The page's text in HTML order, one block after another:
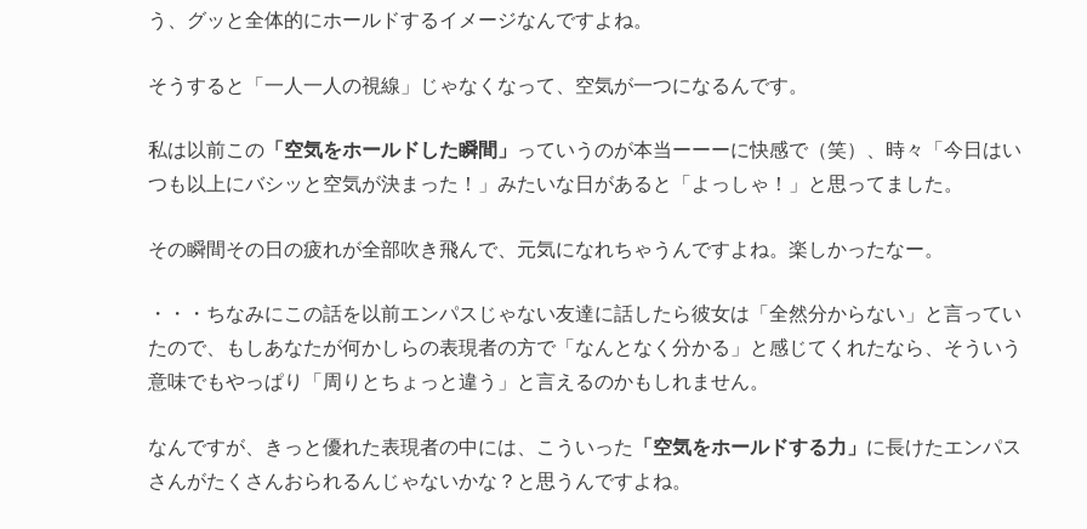
う、グッと全体的にホールドするイメージなんですよね。
そうすると「一人一人の視線」じゃなくなって、空気が一つになるんです。
私は以前この 「空気をホールドした瞬間」 っていうのが本当ーーーに快感で（笑）、時々「今日はい
つも以上にバシッと空気が決まった！」みたいな日があると「よっしゃ！」と思ってました。
その瞬間その日の疲れが全部吹き飛んで、元気になれちゃうんですよね。楽しかったなー。
・・・ちなみにこの話を以前エンパスじゃない友達に話したら彼女は「全然分からない」と言ってい
たので、もしあなたが何かしらの表現者の方で「なんとなく分かる」と感じてくれたなら、そういう
意味でもやっぱり「周りとちょっと違う」と言えるのかもしれません。
なんですが、きっと優れた表現者の中には、こういった 「空気をホールドする力」 に長けたエンパス
さんがたくさんおられるんじゃないかな？と思うんですよね。